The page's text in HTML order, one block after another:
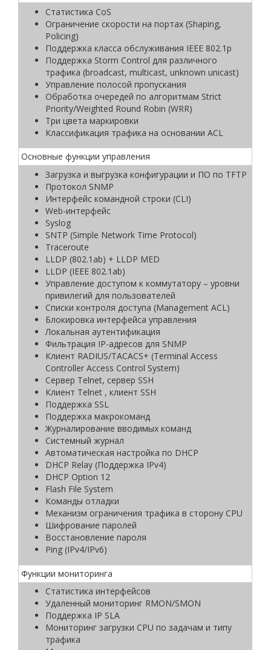
Статистика CoS
Ограничение скорости на портах (Shaping,
Policing)
Поддержка класса обслуживания IEEE 802.1р
Поддержка Storm Control для различного
трафика (broadcast, multicast, unknown unicast)
Управление полосой пропускания
Обработка очередей по алгоритмам Strict
Priority/Weighted Round Robin (WRR)
Три цвета маркировки
Классификация трафика на основании ACL
Основные функции управления
Загрузка и выгрузка конфигурации и ПО по TFTP
Протокол SNMP
Интерфейс командной строки (CLI)
Web-интерфейс
Syslog
SNTP (Simple Network Time Protocol)
Traceroute
LLDP (802.1ab) + LLDP MED
LLDP (IEEE 802.1ab)
Управление доступом к коммутатору – уровни
привилегий для пользователей
Списки контроля доступа (Management ACL)
Блокировка интерфейса управления
Локальная аутентификация
Фильтрация IP-адресов для SNMP
Клиент RADIUS/TACACS+ (Terminal Access
Controller Access Control System)
Сервер Telnet, сервер SSH
Клиент Telnet , клиент SSH
Поддержка SSL
Поддержка макрокоманд
Журналирование вводимых команд
Системный журнал
Автоматическая настройка по DHCP
DHCP Relay (Поддержка IPv4)
DHCP Option 12
Flash File System
Команды отладки
Механизм ограничения трафика в сторону CPU
Шифрование паролей
Восстановление пароля
Ping (IPv4/IPv6)
Функции мониторинга
Статистика интерфейсов
Удаленный мониторинг RMON/SMON
Поддержка IP SLA
Мониторинг загрузки CPU по задачам и типу
трафика